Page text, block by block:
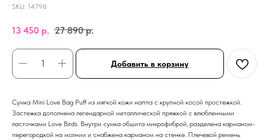
SKU: 14798
13 450 р. 27 890 р.
Добавить в корзину
Сумка Mini Love Bag Puff из мягкой кожи наппа с крупной косой простежкой.
Застежка дополнена легендарной металлической пряжкой с влюбленными
ласточками Love Birds. Внутри сумка обшита микрофиброй, разделена карманом-
перегородкой на молнии и снабжена карманом на стенке. Плечевой ремень